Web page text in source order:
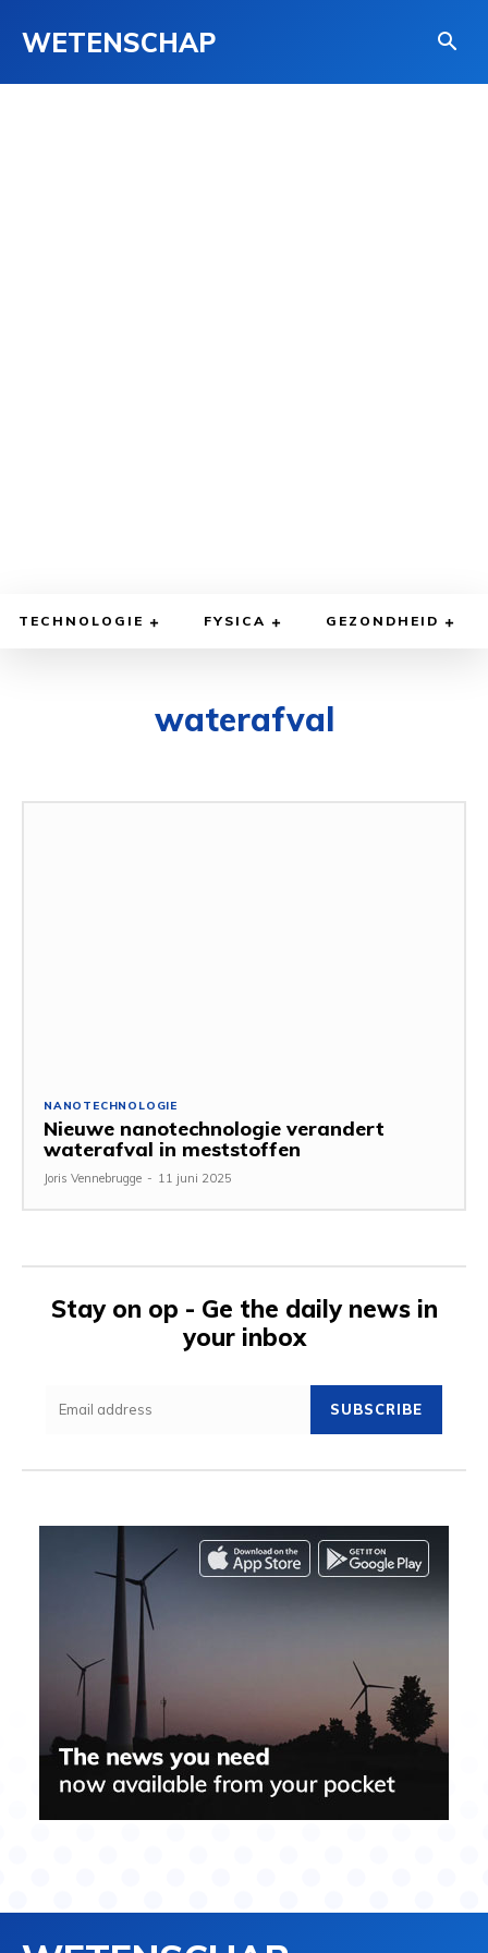
WETENSCHAP
TECHNOLOGIE FYSICA GEZONDHEID
waterafval
NANOTECHNOLOGIE
Nieuwe nanotechnologie verandert
waterafval in meststoffen
Joris Vennebrugge - 11 juni 2025
Stay on op - Ge the daily news in
your inbox
SUBSCRIBE